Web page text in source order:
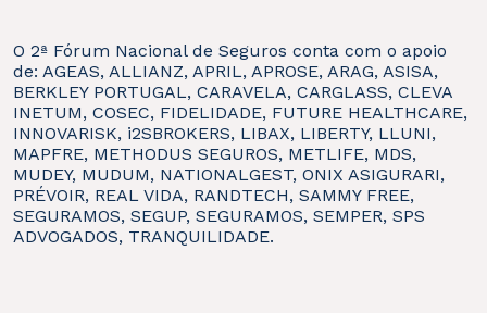
O 2ª Fórum Nacional de Seguros conta com o apoio
de: AGEAS, ALLIANZ, APRIL, APROSE, ARAG, ASISA,
BERKLEY PORTUGAL, CARAVELA, CARGLASS, CLEVA
INETUM, COSEC, FIDELIDADE, FUTURE HEALTHCARE,
INNOVARISK, i2SBROKERS, LIBAX, LIBERTY, LLUNI,
MAPFRE, METHODUS SEGUROS, METLIFE, MDS,
MUDEY, MUDUM, NATIONALGEST, ONIX ASIGURARI,
PRÉVOIR, REAL VIDA, RANDTECH, SAMMY FREE,
SEGURAMOS, SEGUP, SEGURAMOS, SEMPER, SPS
ADVOGADOS, TRANQUILIDADE.